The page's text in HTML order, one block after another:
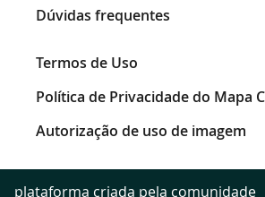
Dúvidas frequentes
Termos de Uso
Política de Privacidade do Mapa
Autorização de uso de imagem
plataforma criada pela comunidade